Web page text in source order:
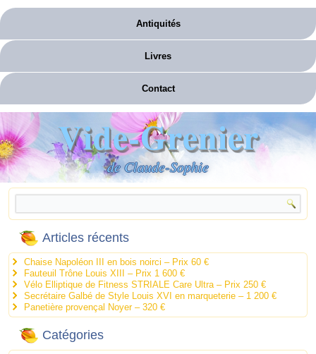
Antiquités
Livres
Contact
Vide-Grenier
de Claude-Sophie
Articles récents
Chaise Napoléon III en bois noirci – Prix 60 €
Fauteuil Trône Louis XIII – Prix 1 600 €
Vélo Elliptique de Fitness STRIALE Care Ultra – Prix 250 €
Secrétaire Galbé de Style Louis XVI en marqueterie – 1 200 €
Panetière provençal Noyer – 320 €
Catégories